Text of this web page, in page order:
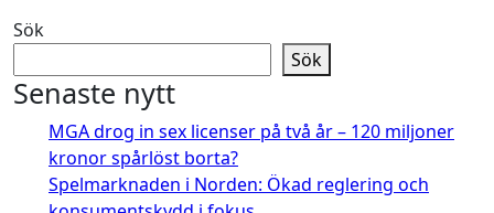
inlägg
Sök
Sök
Senaste nytt
MGA drog in sex licenser på två år – 120 miljoner
kronor spårlöst borta?
Spelmarknaden i Norden: Ökad reglering och